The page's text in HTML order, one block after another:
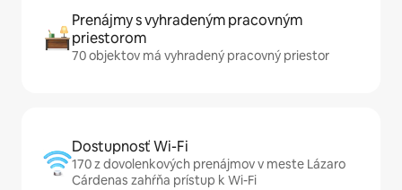
Prenájmy s vyhradeným pracovným
priestorom
70 objektov má vyhradený pracovný priestor
Dostupnosť Wi-Fi
170 z dovolenkových prenájmov v meste Lázaro
Cárdenas zahŕňa prístup k Wi-Fi